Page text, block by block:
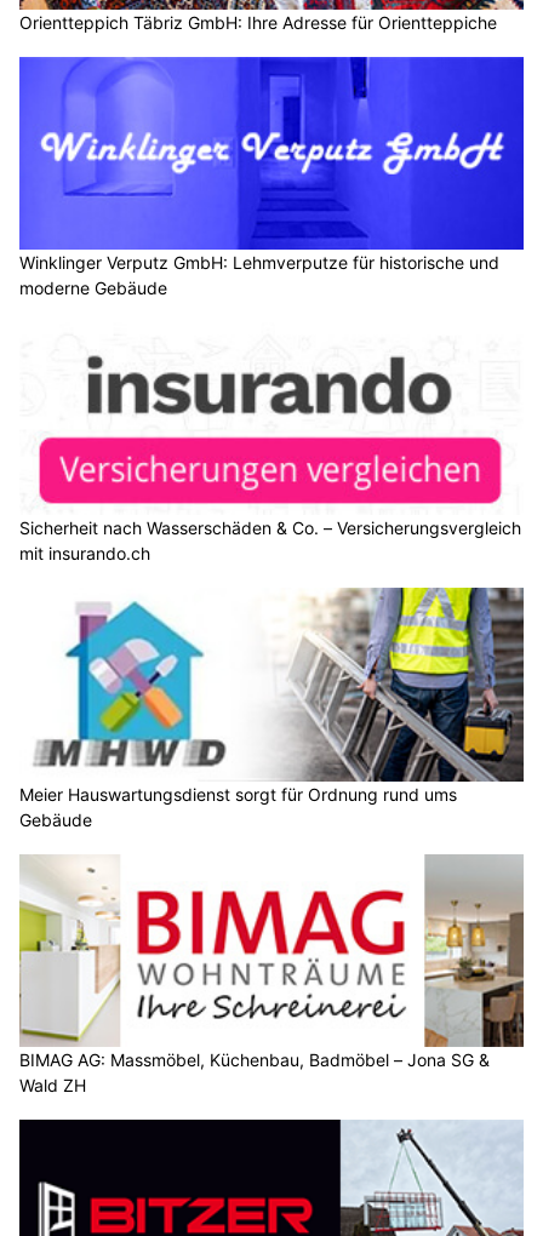
Orientteppich Täbriz GmbH: Ihre Adresse für Orientteppiche
Winklinger Verputz GmbH: Lehmverputze für historische und
moderne Gebäude
Sicherheit nach Wasserschäden & Co. – Versicherungsvergleich
mit insurando.ch
Meier Hauswartungsdienst sorgt für Ordnung rund ums
Gebäude
BIMAG AG: Massmöbel, Küchenbau, Badmöbel – Jona SG &
Wald ZH